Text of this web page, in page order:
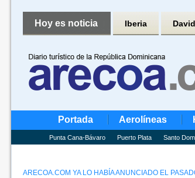
Hoy es noticia Iberia
Portada Aerolíneas
Punta Cana-Bávaro Puerto Plata Santo
ARECOA.COM YA LO HABÍA ANUNCIADO EL